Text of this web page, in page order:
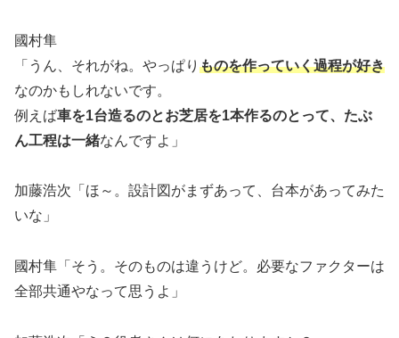
國村隼
「うん、それがね。やっぱり ものを作っていく過程が好き
なのかもしれないです。
例えば車を1台造るのとお芝居を1本作るのとって、たぶ
ん工程は一緒なんですよ」
加藤浩次「ほ～。設計図がまずあって、台本があってみた
いな」
國村隼「そう。そのものは違うけど。必要なファクターは
全部共通やなって思うよ」